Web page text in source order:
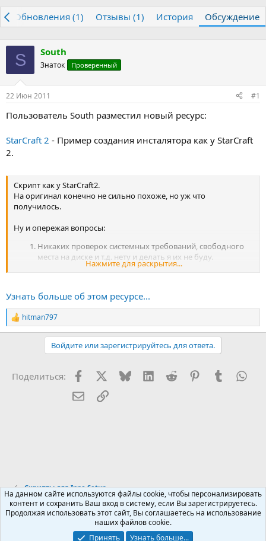
т
о
т
е
ы
т
а
а
а
Обновления (1) Отзывы (1) История Обсуждение
S South
Знаток Проверенный
22 Июн 2011 #1
Пользователь South разместил новый ресурс:
StarCraft 2 - Пример создания инсталятора как у StarCraft
2.
Скрипт как у StarCraft2.
На оригинал конечно не сильно похоже, но уж что
получилось.
Ну и опережая вопросы:
Никаких проверок системных требований, свободного
места на диске и т.д. нету и делать я их не буду.
Ярлыков, реестров и т.д. нету и добавлять я их не буду.
Базовый скрипт - sc2.iss - ~50 строк, думаю не заблудитесь и
всякую мелочевку сами добавите.
Единственное что нужно было бы добавить, так это...
Нажмите для раскрытия...
Узнать больше об этом ресурсе...
Р
е
и
hitman797
Войдите или зарегистрируйтесь для ответа.
Поделиться: FacebookX (Twitter)
BlueskyLinkedInReddit PinterestTumblr
Электронная почта
Ссылка
Скрипты для Inno Setup
Russian (RU)
Условия и правила
На данном сайте используются файлы cookie, чтобы персонализировать
контент и сохранить Ваш вход в систему, если Вы зарегистрируетесь.
Продолжая использовать этот сайт, Вы соглашаетесь на использование
наших файлов cookie.
Принять
Узнать больше...